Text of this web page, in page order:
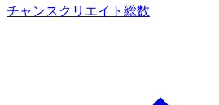
チャンスクリエイト総数